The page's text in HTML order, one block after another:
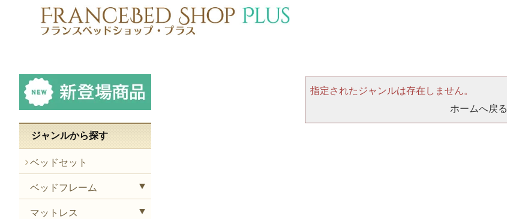
ジャンルから探す
ベッドセット
ベッドフレーム
マットレス
指定されたジャンルは存在しません。
ホームへ戻る